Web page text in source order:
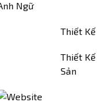
Thiết
Thiết
Sản